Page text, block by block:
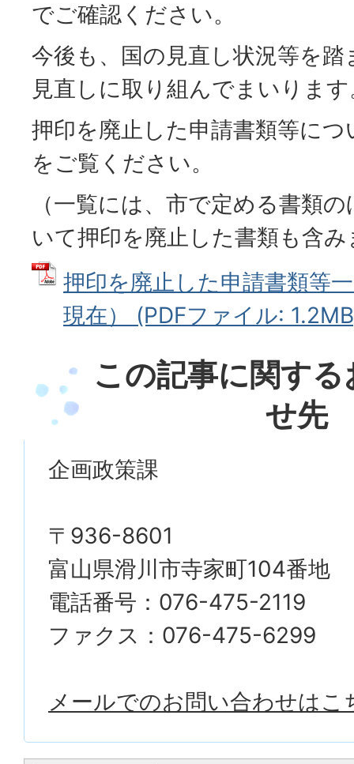
でご確認ください。
今後も、国の見直し状況等を
見直しに取り組んでまいりま
押印を廃止した申請書類等に
をご覧ください。
（一覧には、市で定める書類
いて押印を廃止した書類も含
押印を廃止した申請書類等
現在） (PDFファイル:
この記事に関す
せ先
企画政策課
〒936-8601
富山県滑川市寺家町104番地
電話番号：076-475-2119
ファクス：076-475-6299
メールでのお問い合わせはこ